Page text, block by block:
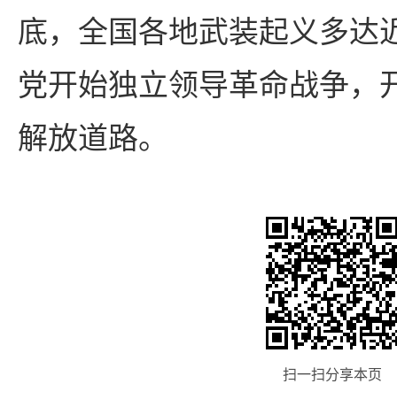
底，全国各地武装起义多达
党开始独立领导革命战争，
解放道路。
扫一扫分享本页